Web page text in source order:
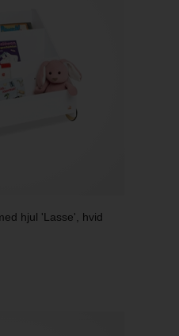
hjul 'Lasse', hvid